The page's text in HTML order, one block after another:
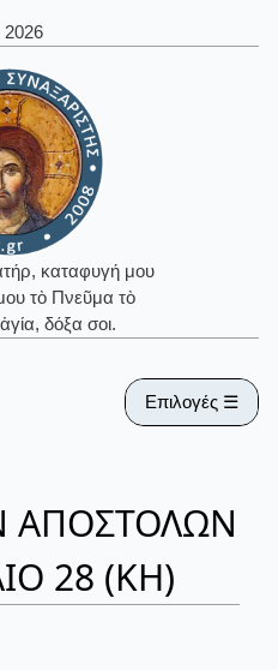
2026
καταφυγή μου
τὸ Πνεῦμα τὸ
δόξα σοι.
Επιλογές ☰
ΑΠΟΣΤΟΛΩΝ
28 (ΚΗ)